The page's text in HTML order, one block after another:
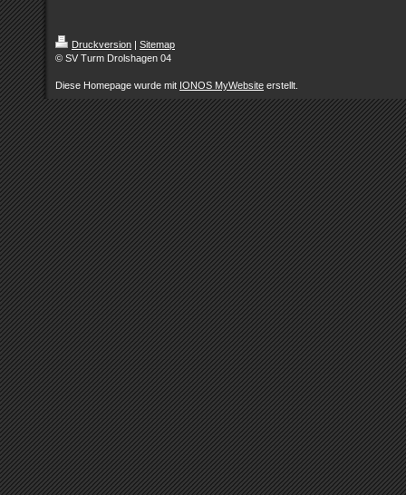
Druckversion | Sitemap
© SV Turm Drolshagen 04
Diese Homepage wurde mit IONOS MyWebsite erstellt.